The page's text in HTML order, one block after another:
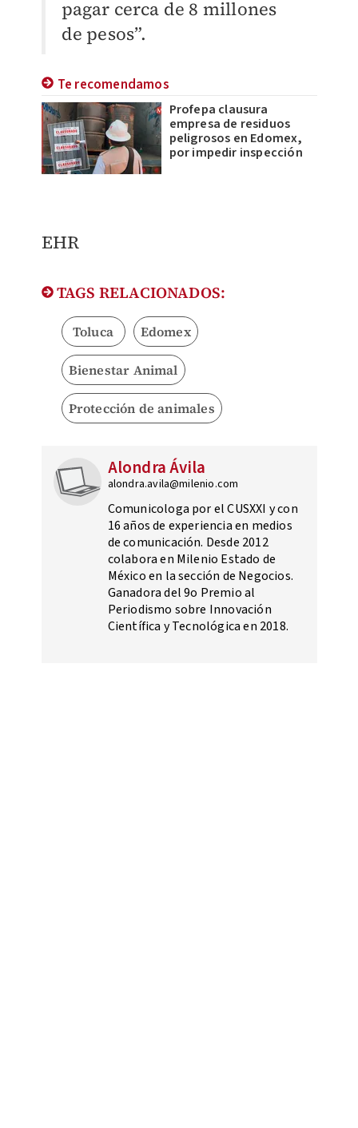
pagar cerca de 8 millones
de pesos”.
Te recomendamos
Profepa clausura
empresa de residuos
peligrosos en Edomex,
por impedir inspección
EHR
TAGS RELACIONADOS:
Toluca Edomex
Bienestar Animal
Protección de animales
Alondra Ávila
alondra.avila@milenio.com
Comunicologa por el CUSXXI y con
16 años de experiencia en medios
de comunicación. Desde 2012
colabora en Milenio Estado de
México en la sección de Negocios.
Ganadora del 9o Premio al
Periodismo sobre Innovación
Científica y Tecnológica en 2018.